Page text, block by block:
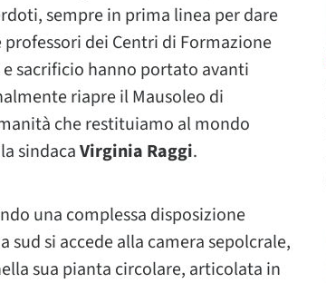
sempre in prima linea per dare
dei Centri di Formazione
sacrificio hanno portato avanti
riapre il Mausoleo di
che restituiamo al mondo
sindacaVirginia Raggi.
una complessa disposizione
si accede alla camera sepolcrale,
sua pianta circolare, articolata in